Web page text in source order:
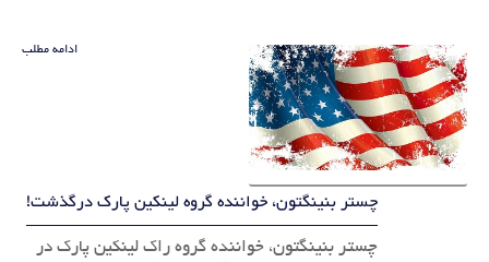
ادامه مطلب
چستر بنینگتون، خواننده گروه لینکین پارک درگذشت!
چستر بنینگتون، خواننده گروه راک لینکین پارک در